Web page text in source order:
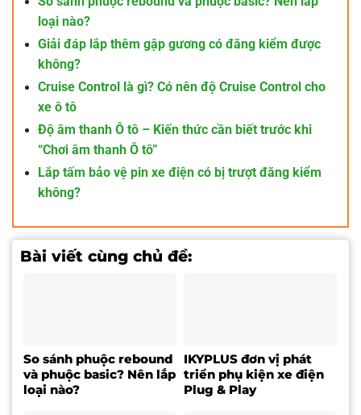
loại nào?
Giải đáp lắp thêm gập gương có đăng kiểm được
không?
Cruise Control là gì? Có nên độ Cruise Control cho
xe ô tô
Độ âm thanh Ô tô – Kiến thức cần biết trước khi
“Chơi âm thanh Ô tô”
Lắp tấm bảo vệ pin xe điện có bị trượt đăng kiểm
không?
Bài viết cùng chủ đề:
So sánh phuộc rebound
và phuộc basic? Nên lắp
loại nào?
IKYPLUS đơn vị phát
triển phụ kiện xe điện
Plug & Play